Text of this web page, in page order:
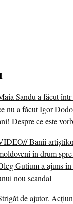
Sandu a făcut
nu a făcut Igor
Despre ce este
Banii
în drum
Gutium a ajuns
nou scandal
de ajutor.